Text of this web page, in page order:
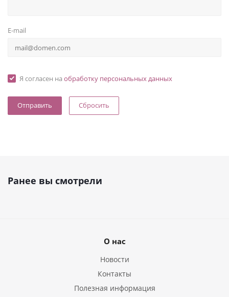
E-mail
Я согласен на обработку персональных данных
Сбросить
Ранее вы смотрели
О нас
Новости
Контакты
Полезная информация